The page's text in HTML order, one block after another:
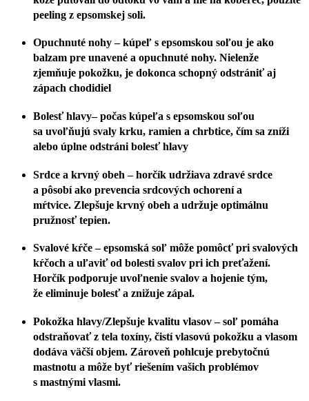
peeling z epsomskej soli.
Opuchnuté nohy– kúpeľ s epsomskou soľou je ako
balzam pre unavené a opuchnuté nohy. Nielenže
zjemňuje pokožku, je dokonca schopný odstrániť aj
zápach chodidiel
Bolesť hlavy– počas kúpeľa s epsomskou soľou
sa uvoľňujú svaly krku, ramien a chrbtice, čím sa zníži
alebo úplne odstráni bolesť hlavy
Srdce a krvný obeh – horčík udržiava zdravé srdce
a pôsobí ako prevencia srdcových ochorení a
mŕtvice. Zlepšuje krvný obeh a udržuje optimálnu
pružnosť tepien.
Svalové kŕče– epsomská soľ môže pomôcť pri svalových
kŕčoch a uľaviť od bolesti svalov pri ich preťažení.
Horčík podporuje uvoľnenie svalov a hojenie tým,
že eliminuje bolesť a znižuje zápal.
Pokožka hlavy/Zlepšuje kvalitu vlasov –soľ pomáha
odstraňovať z tela toxíny, čistí vlasovú pokožku a vlasom
dodáva väčší objem. Zároveň pohlcuje prebytočnú
mastnotu a môže byť riešením vašich problémov
s mastnými vlasmi.